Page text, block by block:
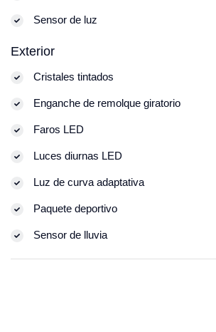
Sensor de luz
Exterior
Cristales tintados
Enganche de remolque giratorio
Faros LED
Luces diurnas LED
Luz de curva adaptativa
Paquete deportivo
Sensor de lluvia